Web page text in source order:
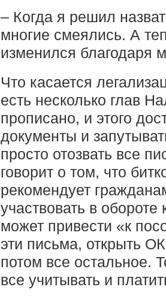
– Когда я решил
многие смеялись. А
изменился благодаря
Что касается
есть несколько глав
прописано, и этого
документы и
просто отозвать все
говорит о том, что
рекомендует
участвовать в
может привести «к
эти письма, открыть
потом все остальное.
все учитывать и